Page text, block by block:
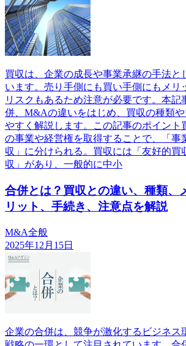
買収は、企業の成長や事業承継の手法と
います。売り手側にも買い手側にもメリ
リスクもあるため注意が必要です。本記
併、M&Aの違いをはじめ、買収の種類や
やすく解説します。この記事のポイント
の事業や経営権を取得することで、「事
収」に分けられる。買収には「友好的買
収」があり、一般的に中小
合併とは？買収との違い、種類、
リット、手続き、注意点を解説
M&A全般
2025年12月15日
企業の合併は、競争が激化するビジネス